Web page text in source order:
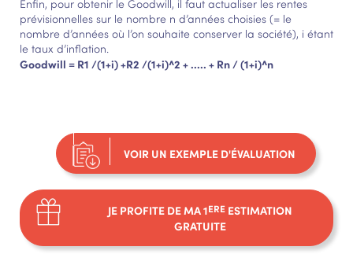
Enfin, pour obtenir le Goodwill, il faut actualiser les rentes
prévisionnelles sur le nombre n d’années choisies (= le
nombre d’années où l’on souhaite conserver la société), i étant
le taux d’inflation.
Goodwill = R1 /(1+i) +R2 /(1+i)^2 + ..... + Rn / (1+i)^n
VOIR UN EXEMPLE D'ÉVALUATION
JE PROFITE DE MA 1ERE ESTIMATION
GRATUITE